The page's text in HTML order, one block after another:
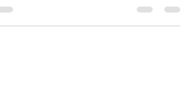
ההאזנה לפודקאסטים. פרק 7 בסדרה, יסגור סופית